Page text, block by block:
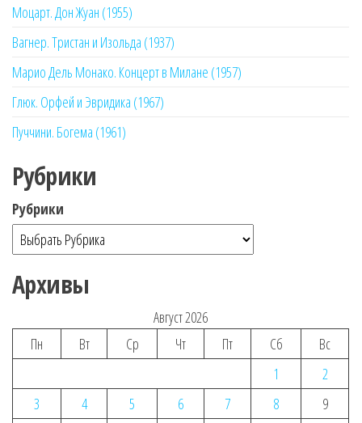
Моцарт. Дон Жуан (1955)
Вагнер. Тристан и Изольда (1937)
Марио Дель Монако. Концерт в Милане (1957)
Глюк. Орфей и Эвридика (1967)
Пуччини. Богема (1961)
Рубрики
Рубрики
Архивы
Август 2026
Пн
Вт Ср Чт Пт Сб
Вс
1
2
3
4 5 6 7 8
9